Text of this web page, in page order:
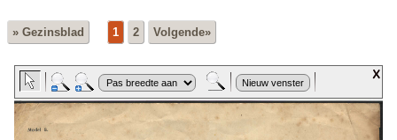
» Gezinsblad 1 2 Volgende»